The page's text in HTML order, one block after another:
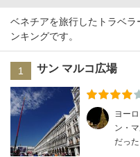
ベネチアを旅行したトラベ
ンキングです。
1 サン マルコ広場
ヨー
ン・
だっ